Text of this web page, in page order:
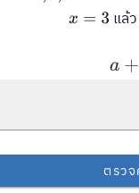
x=3 แล้
a+b
ตรว